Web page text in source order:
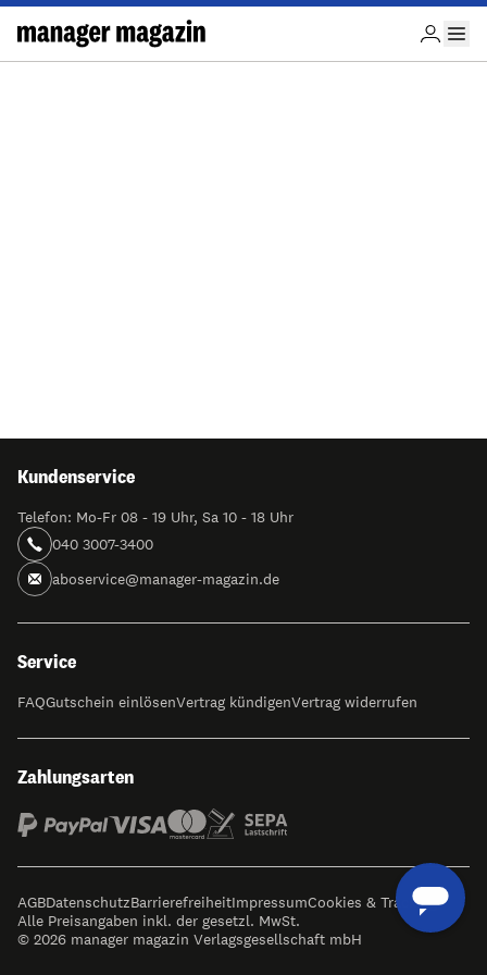
Kundenservice
Telefon: Mo-Fr 08 - 19 Uhr, Sa 10 - 18 Uhr
040 3007-3400
aboservice@manager-magazin.de
Service
FAQGutschein einlösenVertrag kündigenVertrag widerrufen
Zahlungsarten
AGBDatenschutzBarrierefreiheitImpressumCookies & Tracking
Alle Preisangaben inkl. der gesetzl. MwSt.
© 2026 manager magazin Verlagsgesellschaft mbH